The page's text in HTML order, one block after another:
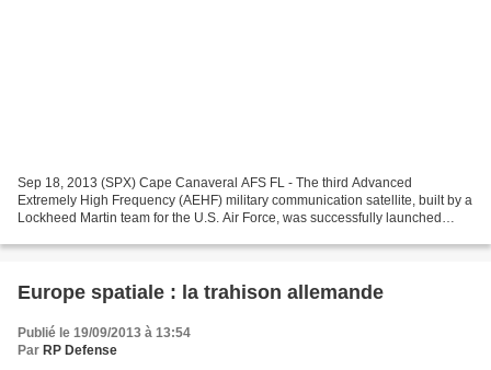
Sep 18, 2013 (SPX) Cape Canaveral AFS FL - The third Advanced
Extremely High Frequency (AEHF) military communication satellite, built by a
Lockheed Martin team for the U.S. Air Force, was successfully launched
Europe spatiale : la trahison allemande
Publié le 19/09/2013 à 13:54
Par RP Defense